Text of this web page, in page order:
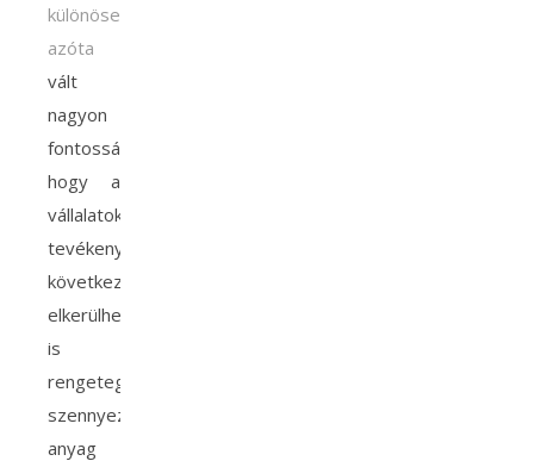
különösen
azóta
vált
nagyon
fontossá,
hogy a
vállalatok
tevékenységének
következtében,
elkerülhetetlenül
is
rengeteg
szennyező
anyag